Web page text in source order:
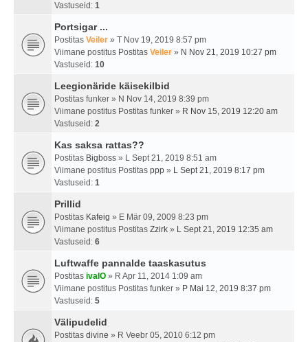
Vastuseid: 1
Portsigar ...
Postitas Veiler » T Nov 19, 2019 8:57 pm
Viimane postitus Postitas Veiler » N Nov 21, 2019 10:27 pm
Vastuseid: 10
Leegionäride käisekilbid
Postitas funker » N Nov 14, 2019 8:39 pm
Viimane postitus Postitas funker » R Nov 15, 2019 12:20 am
Vastuseid: 2
Kas saksa rattas??
Postitas Bigboss » L Sept 21, 2019 8:51 am
Viimane postitus Postitas ppp » L Sept 21, 2019 8:17 pm
Vastuseid: 1
Prillid
Postitas Kafeig » E Mär 09, 2009 8:23 pm
Viimane postitus Postitas Zzirk » L Sept 21, 2019 12:35 am
Vastuseid: 6
Luftwaffe pannalde taaskasutus
Postitas ivalO » R Apr 11, 2014 1:09 am
Viimane postitus Postitas funker » P Mai 12, 2019 8:37 pm
Vastuseid: 5
Välipudelid
Postitas divine » R Veebr 05, 2010 6:12 pm